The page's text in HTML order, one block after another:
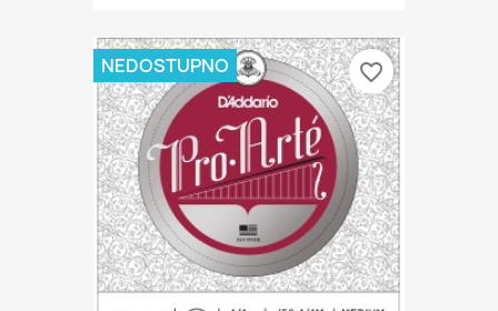
NEDOSTUPNO favorite_border